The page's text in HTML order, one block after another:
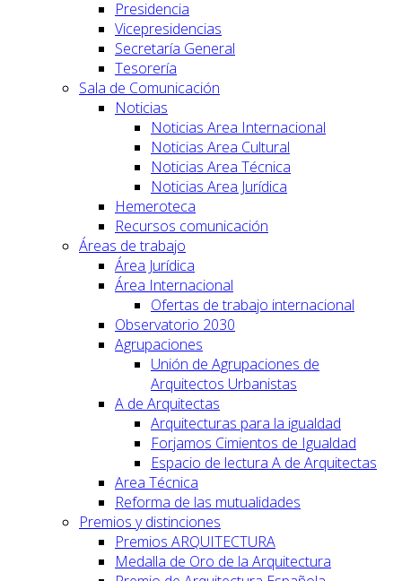
Presidencia
Vicepresidencias
Secretaría General
Tesorería
Sala de Comunicación
Noticias
Noticias Area Internacional
Noticias Area Cultural
Noticias Area Técnica
Noticias Area Jurídica
Hemeroteca
Recursos comunicación
Áreas de trabajo
Área Jurídica
Área Internacional
Ofertas de trabajo internacional
Observatorio 2030
Agrupaciones
Unión de Agrupaciones de
Arquitectos Urbanistas
A de Arquitectas
Arquitecturas para la igualdad
Forjamos Cimientos de Igualdad
Espacio de lectura A de Arquitectas
Area Técnica
Reforma de las mutualidades
Premios y distinciones
Premios ARQUITECTURA
Medalla de Oro de la Arquitectura